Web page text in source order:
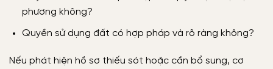
phương không?
Quyền sử dụng đất có hợp pháp và rõ ràng không?
Nếu phát hiện hồ sơ thiếu sót hoặc cần bổ sung, cơ